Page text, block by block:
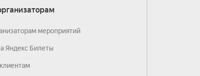
мероприятий
Яндекс Билеты